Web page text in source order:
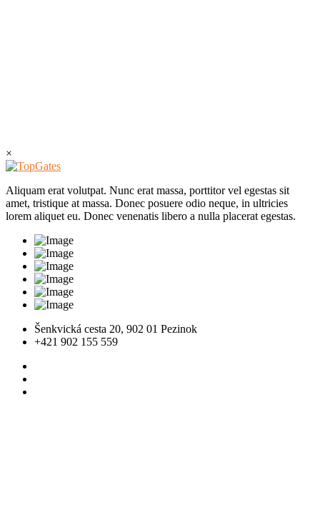
×
Aliquam erat volutpat. Nunc erat massa, porttitor vel egestas sit
amet, tristique at massa. Donec posuere odio neque, in ultricies
lorem aliquet eu. Donec venenatis libero a nulla placerat egestas.
Šenkvická cesta 20, 902 01 Pezinok
+421 902 155 559